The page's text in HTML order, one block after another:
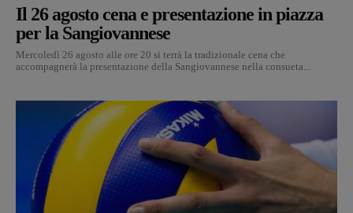
Il 26 agosto cena e presentazione in piazza
per la Sangiovannese
Mercoledì 26 agosto alle ore 20 si terrà la tradizionale cena che
accompagnerà la presentazione della Sangiovannese nella consueta...